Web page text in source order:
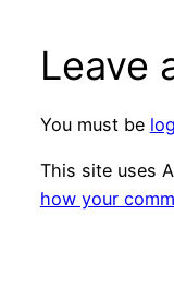
Leave
You must be
This site uses
how your